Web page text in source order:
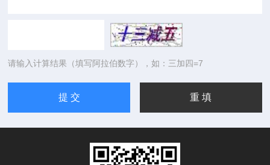
请输入计算结果（填写阿拉伯数字），如：三加四=7